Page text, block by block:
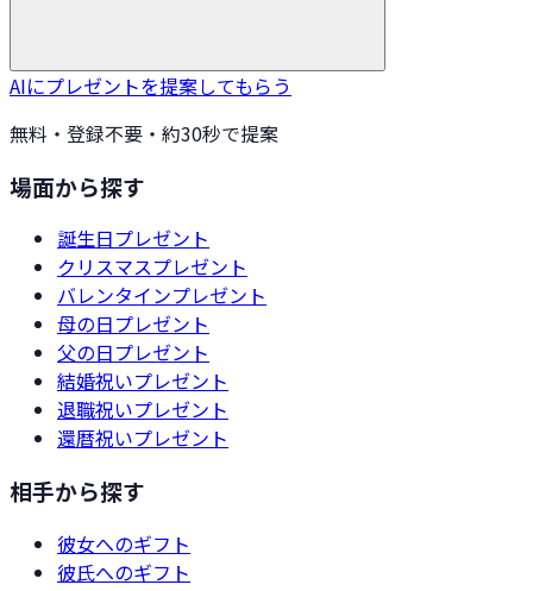
AIにプレゼントを提案してもらう
無料・登録不要・約30秒で提案
場面から探す
誕生日プレゼント
クリスマスプレゼント
バレンタインプレゼント
母の日プレゼント
父の日プレゼント
結婚祝いプレゼント
退職祝いプレゼント
還暦祝いプレゼント
相手から探す
彼女へのギフト
彼氏へのギフト